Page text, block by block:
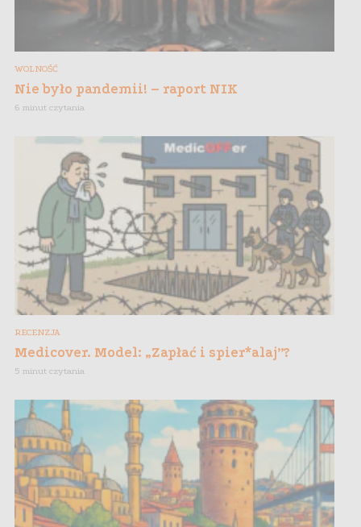
WOLNOŚĆ
Nie było pandemii! – raport NIK
6 minut czytania
RECENZJA
Medicover. Model: „Zapłać i spier*alaj”?
5 minut czytania